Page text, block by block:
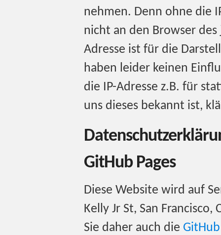
nehmen. Denn ohne die
nicht an den Browser
Adresse ist für die
haben leider keinen
die IP-Adresse z.B. für
uns dieses bekannt ist,
GitHub Pages
Diese Website wird auf
Kelly Jr St, San Francisco,
Sie daher auch die